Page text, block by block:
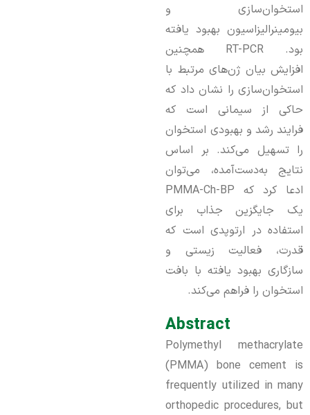
استخوان‌سازی و
بیومینرالیزاسیون بهبود یافته
بود. RT-PCR همچنین
افزایش بیان ژن‌های مرتبط با
استخوان‌سازی را نشان داد که
حاکی از سیمانی است که
فرایند رشد و بهبودی استخوان
را تسهیل می‌کند. بر اساس
نتایج به‌دست‌آمده، می‌توان
ادعا کرد که PMMA-Ch-BP
یک جایگزین جذاب برای
استفاده در ارتوپدی است که
قدرت، فعالیت زیستی و
سازگاری بهبود یافته با بافت
استخوان را فراهم می‌کند.
Abstract
Polymethyl methacrylate
(PMMA) bone cement is
frequently utilized in many
orthopedic procedures, but